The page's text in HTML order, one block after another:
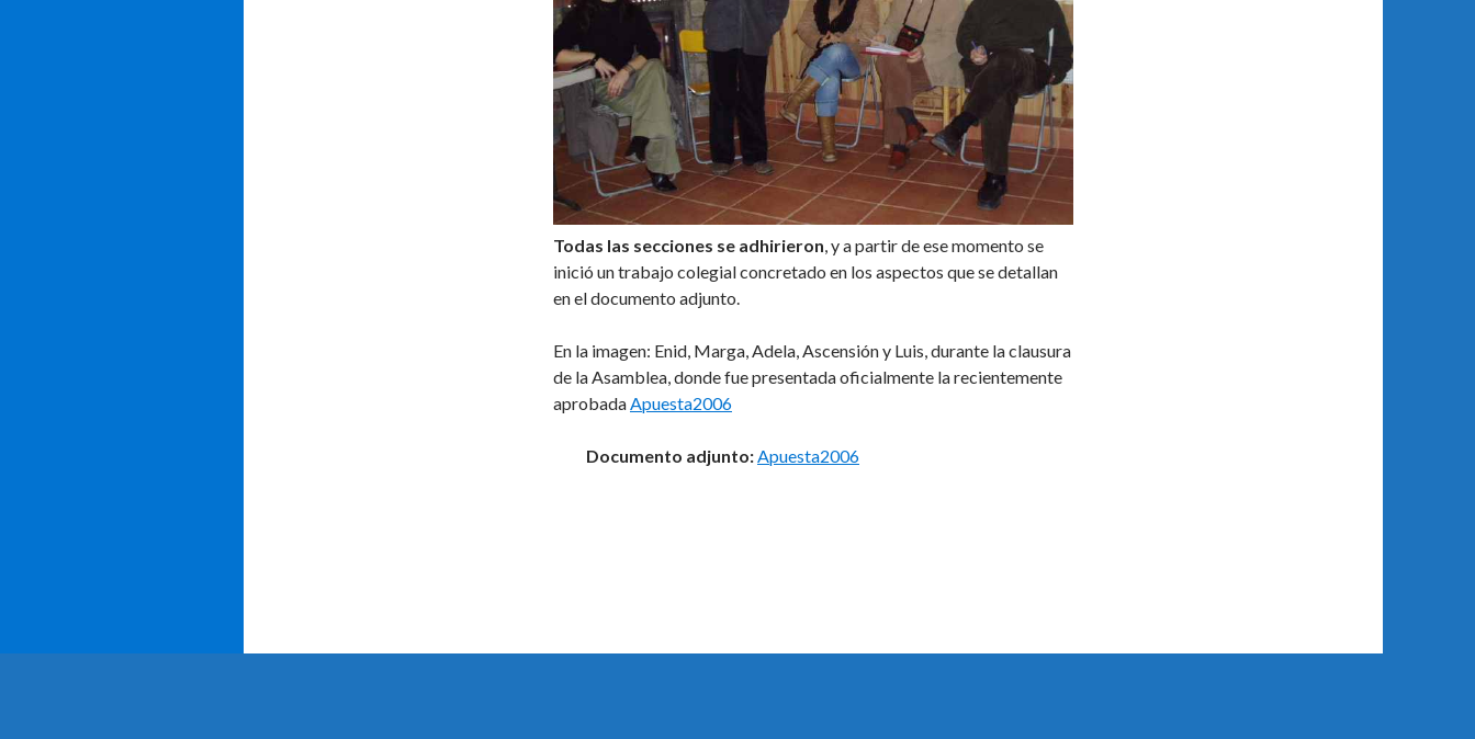
Todas las secciones se adhirieron , y a partir de ese momento se
inició un trabajo colegial concretado en los aspectos que se detallan
en el documento adjunto.
En la imagen: Enid, Marga, Adela, Ascensión y Luis, durante la clausura
de la Asamblea, donde fue presentada oficialmente la recientemente
aprobada Apuesta2006
Documento adjunto: Apuesta2006